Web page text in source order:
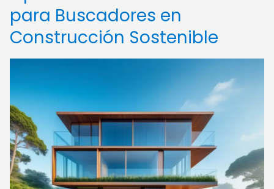
para Buscadores en
Construcción Sostenible